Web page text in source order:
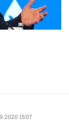
15:07